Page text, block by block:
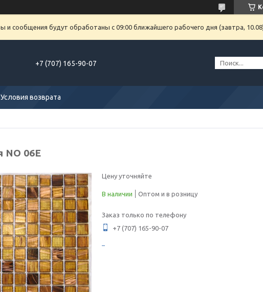
и сообщения будут обработаны с 09:00 ближайшего рабочего дня (завтра,
+7 (707) 165-90-07
Условия возврата
NO 06E
Цену уточняйте
В наличии Оптом и в розницу
Заказ только по телефону
+7 (707) 165-90-07